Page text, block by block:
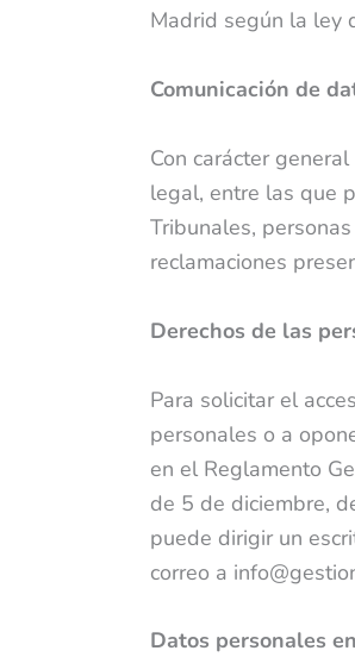
Madrid según la ley
Comunicación de
Con carácter
legal, entre las que
Tribunales,
reclamaciones
Derechos de las
Para solicitar el
personales o a
en el Reglamento
de 5 de diciembre,
puede dirigir un
correo a
Datos personales